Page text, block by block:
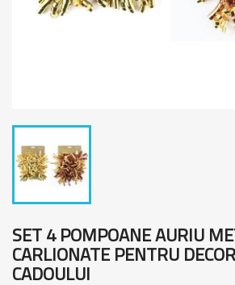
SET 4 POMPOANE AURIU
CARLIONATE PENTRU
CADOULUI